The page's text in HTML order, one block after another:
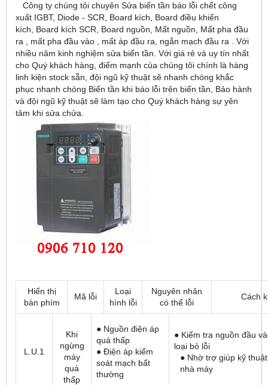
Công ty chúng tôi chuyên Sửa biến tần báo lỗi chết công
xuất IGBT, Diode - SCR, Board kích, Board điều khiển
kích, Board kích SCR, Board nguồn, Mất nguồn, Mất pha đầu
ra , mất pha đầu vào , mất áp đầu ra, ngắn mạch đầu ra . Với
nhiều năm kinh nghiệm sửa biến tần. Với giá rẻ và uy tín nhất
cho Quý khách hàng, điểm mạnh của chúng tôi chính là hàng
linh kiện stock sẵn, đội ngũ kỹ thuật sẽ nhanh chóng khắc
phục nhanh chóng Biến tần khi báo lỗi trên biến tần, Bảo hành
và đội ngũ kỹ thuật sẽ làm tạo cho Quý khách hàng sự yên
tâm khi sửa chửa.
Hiển thị
bàn phím
Mã lỗi
Loại
hình lỗi
Nguyên nhân
có thể lỗi
Cách
L.U.1
Khi
ngừng
máy
quá
thấp
● Nguồn điện áp
quá thấp
● Điện áp kiểm
soát mạch bất
thường
● Kiểm tra nguồn đầu
loại bỏ lỗi
● Nhờ trợ giúp kỹ thuật
nhà máy